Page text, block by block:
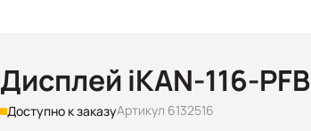
Дисплей iKAN-116-PFB
Доступно к заказуАртикул 6132516